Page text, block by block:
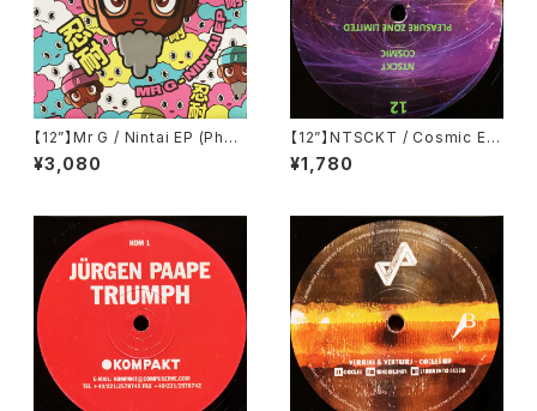
【12”】Mr G / Nintai EP (Phoe
nix G.) (PG077)
¥3,080
【12”】NTSCKT / Cosmic EP
(Pleasure Zone Limited) (P
LZ012LTD)
¥1,780